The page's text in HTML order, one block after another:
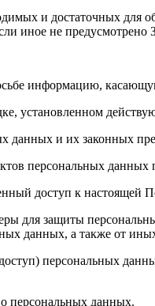
и достаточных
иное не
информацию,
установленном
данных и их законных
персональных
доступ к
для защиты
данных, а также от
персональных
персональных данных.